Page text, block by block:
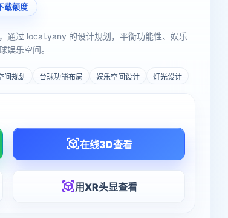
载额度
通过 local.yany 的设计规划，平衡功能性、娱乐
娱乐空间。
间规划 台球功能布局 娱乐空间设计 灯光设计
在线3D查看
用XR头显查看